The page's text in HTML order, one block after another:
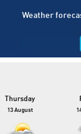
Weather
Thursday
13 August